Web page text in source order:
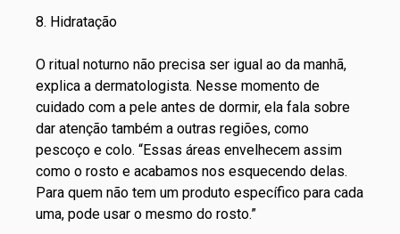
8. Hidratação
O ritual noturno não precisa ser igual ao da manhã,
explica a dermatologista. Nesse momento de
cuidado com a pele antes de dormir, ela fala sobre
dar atenção também a outras regiões, como
pescoço e colo. “Essas áreas envelhecem assim
como o rosto e acabamos nos esquecendo delas.
Para quem não tem um produto específico para cada
uma, pode usar o mesmo do rosto.”